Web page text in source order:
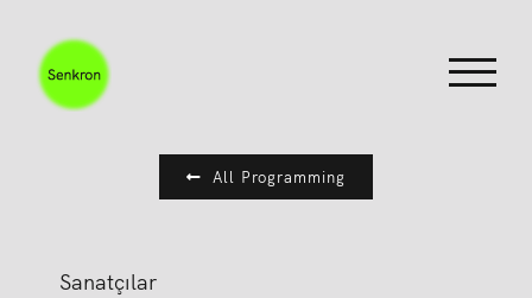
content
All Programming
Sanatçılar